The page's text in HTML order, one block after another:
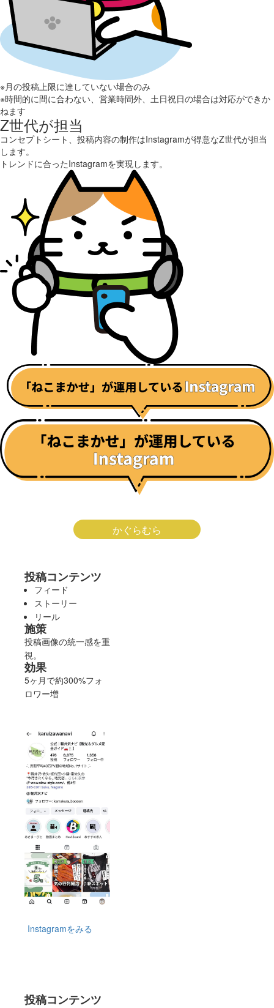
※月の投稿上限に達していない場合のみ
※時間的に間に合わない、営業時間外、土日祝日の場合は対応ができか
ねます
Z世代が担当
コンセプトシート、投稿内容の制作はInstagramが得意なZ世代が担当
します。
トレンドに合ったInstagramを実現します。
軽井沢ナビ
投稿コンテンツ
フィード
ストーリー
リール
施策
投稿画像の統一感を重
視。
効果
5ヶ月で約300%フォ
ロワー増
Instagramをみる
鎌倉湘南BooooN
投稿コンテンツ
かぐらむら